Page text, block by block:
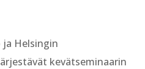
Helsingin
kevätseminaarin